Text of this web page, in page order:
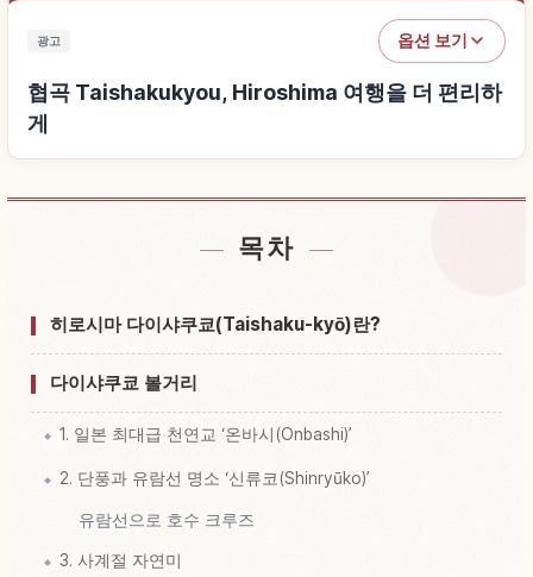
광고 옵션 보기
협곡 Taishakukyou, Hiroshima 여행을 더 편리하
게
협곡 Taishakukyou, Hiroshima 근처 숙소 찾기
협곡 Taishakukyou, Hiroshima 체험 찾기
목차
히로시마 다이샤쿠쿄(Taishaku-kyō)란?
다이샤쿠쿄 볼거리
1. 일본 최대급 천연교 ‘온바시(Onbashi)’
2. 단풍과 유람선 명소 ‘신류코(Shinryūko)’
유람선으로 호수 크루즈
3. 사계절 자연미